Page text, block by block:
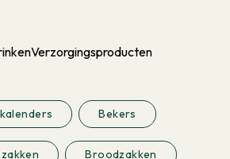
Verzorgingsproducten
Bekers
Broodzakken